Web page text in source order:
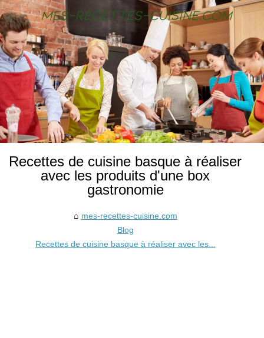
Recettes de cuisine basque à réaliser
avec les produits d'une box
gastronomie
mes-recettes-cuisine.com
Blog
Recettes de cuisine basque à réaliser avec les...